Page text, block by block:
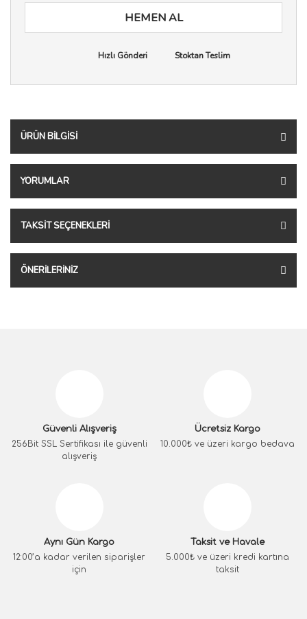
HEMEN AL
Hızlı Gönderi Stoktan Teslim
ÜRÜN BILGISI
YORUMLAR
TAKSIT SEÇENEKLERI
ÖNERILERINIZ
Güvenli Alışveriş
256Bit SSL Sertifikası ile güvenli
alışveriş
Ücretsiz Kargo
10.000₺ ve üzeri kargo bedava
Aynı Gün Kargo
12:00’a kadar verilen siparişler
için
Taksit ve Havale
5.000₺ ve üzeri kredi kartına
taksit